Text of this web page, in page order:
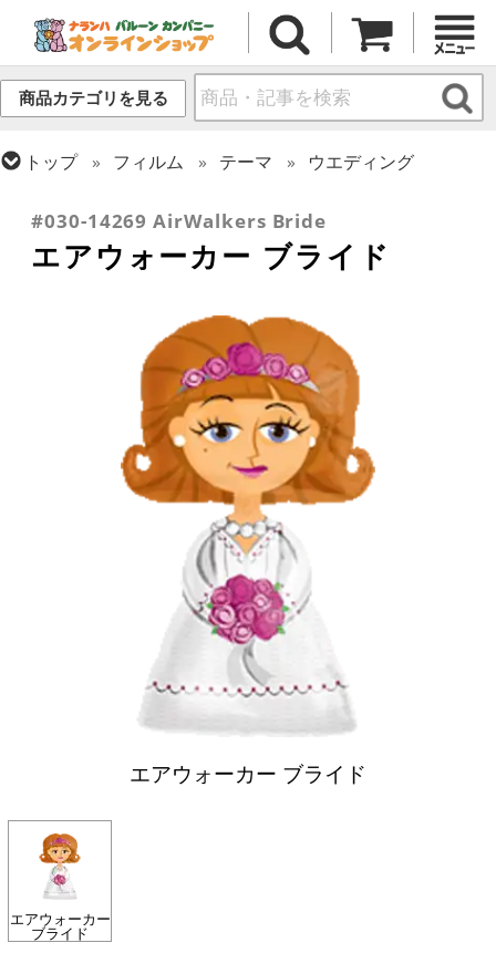
商品カテゴリを見る
トップ フィルム テーマ
ウエディング
お散歩・エアウォーカー
#030-14269 AirWalkers Bride
エアウォーカー ブライド
エアウォーカー ブライド
エアウォーカー
ブライド